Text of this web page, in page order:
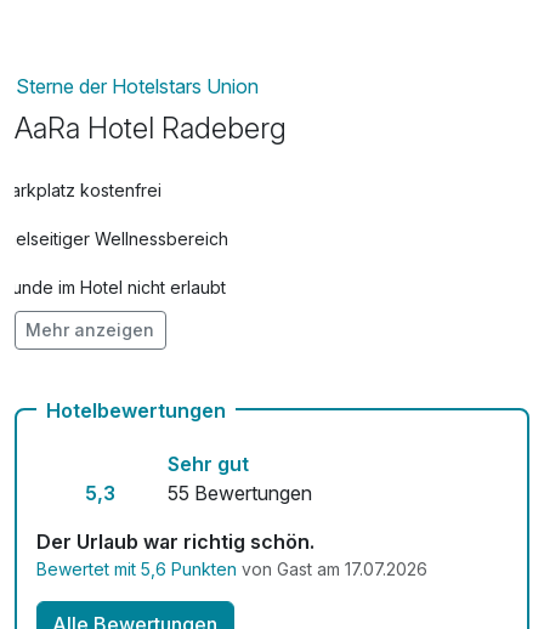
Sterne der Hotelstars Union
AaRa Hotel Radeberg
Parkplatz kostenfrei
Vielseitiger Wellnessbereich
Hunde im Hotel nicht erlaubt
Auch vegetarische Speisen
Mehr anzeigen
Hotelbewertungen
5,3
Sehr gut
55 Bewertungen
Der Urlaub war richtig schön.
Bewertet mit 5,6 Punkten von Gast am 17.07.2026
Alle Bewertungen